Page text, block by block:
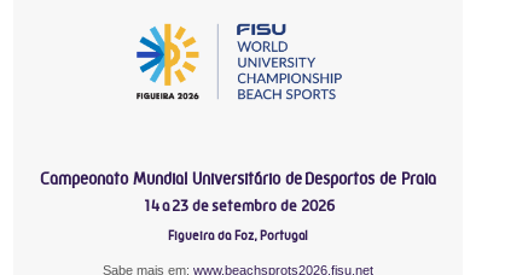
Campeonato Mundial Universitário de Desportos de Praia
14 a 23 de setembro de 2026
Figueira da Foz, Portugal
Sabe mais em:www.beachsprots2026.fisu.net